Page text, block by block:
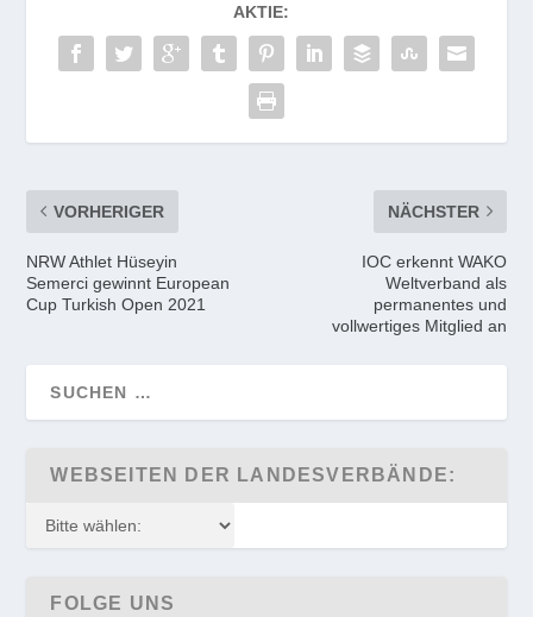
AKTIE:
VORHERIGER
NRW Athlet Hüseyin
Semerci gewinnt European
Cup Turkish Open 2021
NÄCHSTER
IOC erkennt WAKO
Weltverband als
permanentes und
vollwertiges Mitglied an
WEBSEITEN DER LANDESVERBÄNDE:
FOLGE UNS